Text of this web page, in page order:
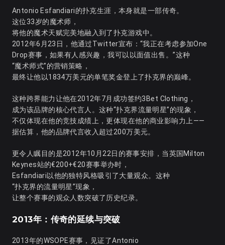
Antonio Esfandiari的扑克生涯，本身就是一部传奇。
这位33岁的魔术师，
将他的魔术天赋完美地融入到了扑克游戏中。
2012年6月23日，他通过Twitter宣布：“我正在考虑参加One
Drop赛事，如果有人感兴趣，我可以以面值出售。”这种
“魔术师式”的营销策略，
最终让他以1834万美元的单笔奖金登上了扑克界的巅峰。
这种跨界能力让他在2012年7月成功签约3Bet Clothing，
成为该品牌的核心代言人。这种“扑克界流量明星”的现象，
不仅体现在他的竞技成绩上，更体现在他的商业影响力上——
据估算，他的品牌代言收入超过200万美元。
更令人瞩目的是2012年10月22日的赛事安排，当英国Milton
Keynes站的€200+€20赛事举办时，
Esfandiari以他的独特风格吸引了大量观众。这种
“扑克界的流量明星”现象，
让整个赛事的观众人数突破了历史纪录。
2013年：传奇的延续与突破
2013年的WSOPE赛事，见证了Antonio